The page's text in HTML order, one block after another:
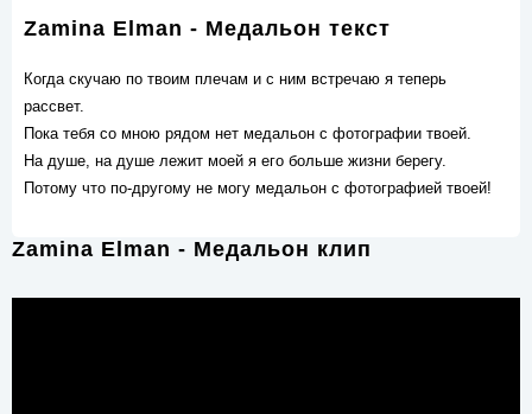
Zamina Elman - Медальон текст
Когда скучаю по твоим плечам и с ним встречаю я теперь
рассвет.
Пока тебя со мною рядом нет медальон с фотографии твоей.
На душе, на душе лежит моей я его больше жизни берегу.
Потому что по-другому не могу медальон с фотографией твоей!
Zamina Elman - Медальон клип